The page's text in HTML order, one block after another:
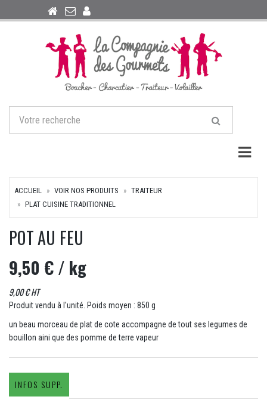
ACCUEIL VOIR NOS PRODUITS
TRAITEUR
PLAT CUISINE TRADITIONNEL
POT AU FEU
9,50 €/ kg
9,00 € HT
Produit vendu à l'unité. Poids moyen : 850 g
un beau morceau de plat de cote accompagne de tout ses legumes de
bouillon aini que des pomme de terre vapeur
INFOS SUPP.